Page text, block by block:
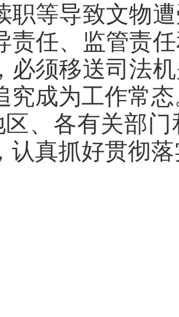
职等导致文物
责任、监管责
必须移送司法
究成为工作常
区、各有关部
认真抓好贯彻